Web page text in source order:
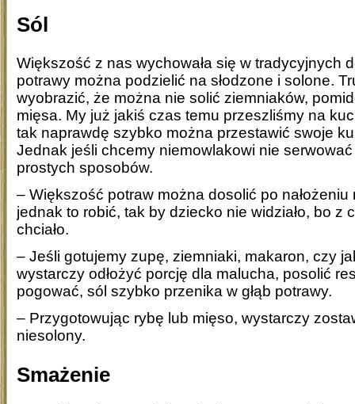
Sól
Większość z nas wychowała się w tradycyjnych
potrawy można podzielić na słodzone i solone.
wyobrazić, że można nie solić ziemniaków,
mięsa. My już jakiś czas temu przeszliśmy na
tak naprawdę szybko można przestawić swoje
Jednak jeśli chcemy niemowlakowi nie
prostych sposobów.
– Większość potraw można dosolić po nałożeniu
jednak to robić, tak by dziecko nie widziało, bo z
chciało.
– Jeśli gotujemy zupę, ziemniaki, makaron, czy
wystarczy odłożyć porcję dla malucha, posolić
pogować, sól szybko przenika w głąb potrawy.
– Przygotowując rybę lub mięso, wystarczy
niesolony.
Smażenie